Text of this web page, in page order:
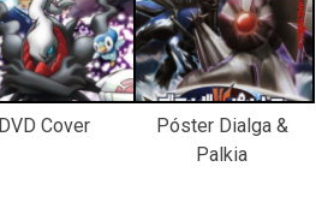
DVD Cover
Póster Dialga &
Palkia